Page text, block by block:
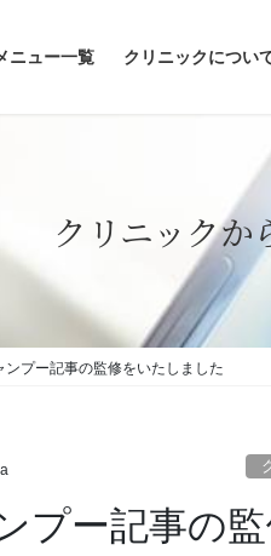
ニュー一覧 クリニックについ
クリニックか
ンプー記事の監修をいたしました
プー記事の